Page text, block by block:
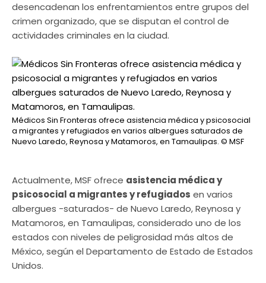
desencadenan los enfrentamientos entre grupos del
crimen organizado, que se disputan el control de
actividades criminales en la ciudad.
Médicos Sin Fronteras ofrece asistencia médica y psicosocial
a migrantes y refugiados en varios albergues saturados de
Nuevo Laredo, Reynosa y Matamoros, en Tamaulipas. © MSF
Actualmente, MSF ofrece asistencia médica y
psicosocial a migrantes y refugiados en varios
albergues -saturados- de Nuevo Laredo, Reynosa y
Matamoros, en Tamaulipas, considerado uno de los
estados con niveles de peligrosidad más altos de
México, según el Departamento de Estado de Estados
Unidos.